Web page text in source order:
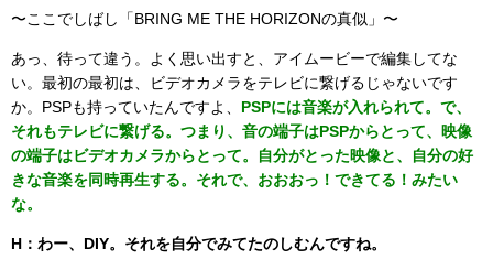
〜ここでしばし「BRING ME THE HORIZONの真似」〜
あっ、待って違う。よく思い出すと、アイムービーで編集してな
い。最初の最初は、ビデオカメラをテレビに繋げるじゃないです
か。PSPも持っていたんですよ、 PSPには音楽が入れられて。で、
それもテレビに繋げる。つまり、音の端子はPSPからとって、映像
の端子はビデオカメラからとって。自分がとった映像と、自分の好
きな音楽を同時再生する。それで、おおおっ！できてる！みたい
な。
H：わー、DIY。それを自分でみてたのしむんですね。